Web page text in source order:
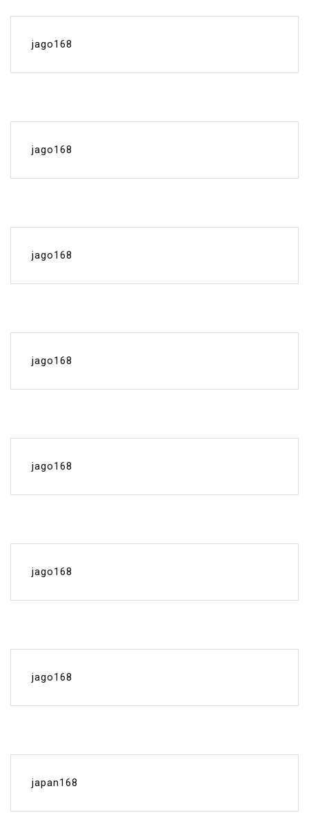
jago168
jago168
jago168
jago168
jago168
jago168
jago168
japan168